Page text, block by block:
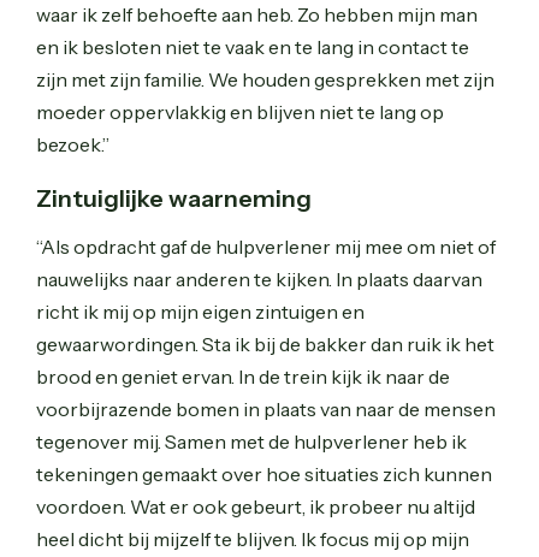
waar ik zelf behoefte aan heb. Zo hebben mijn man
en ik besloten niet te vaak en te lang in contact te
zijn met zijn familie. We houden gesprekken met zijn
moeder oppervlakkig en blijven niet te lang op
bezoek.”
Zintuiglijke waarneming
“Als opdracht gaf de hulpverlener mij mee om niet of
nauwelijks naar anderen te kijken. In plaats daarvan
richt ik mij op mijn eigen zintuigen en
gewaarwordingen. Sta ik bij de bakker dan ruik ik het
brood en geniet ervan. In de trein kijk ik naar de
voorbijrazende bomen in plaats van naar de mensen
tegenover mij. Samen met de hulpverlener heb ik
tekeningen gemaakt over hoe situaties zich kunnen
voordoen. Wat er ook gebeurt, ik probeer nu altijd
heel dicht bij mijzelf te blijven. Ik focus mij op mijn